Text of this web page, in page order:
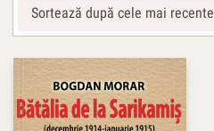
Sortează după cele mai recente